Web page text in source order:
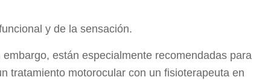
y de la sensación.
están especialmente recomendadas para
tratamiento motorocular con un fisioterapeuta en